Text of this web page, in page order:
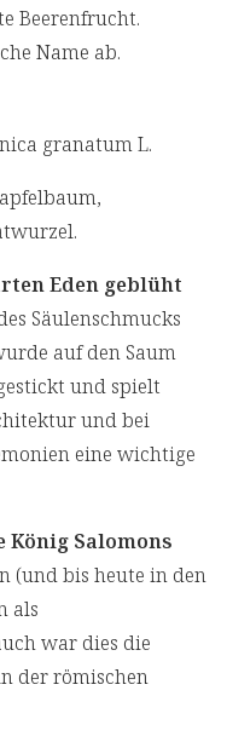
Beerenfrucht.
Name ab.
granatum L.
Eden geblüht
Säulenschmucks
auf den Saum
und spielt
und bei
eine wichtige
König Salomons
(und bis heute in den
als
war dies die
der römischen